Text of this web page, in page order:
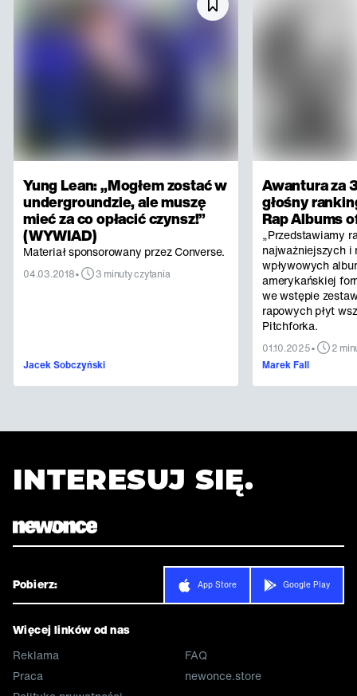
Yung Lean: „Mogłem zostać w
undergroundzie, ale muszę
mieć za co opłacić czynsz!”
(WYWIAD)
Materiał sponsorowany przez Converse.
04.03.2018• 3 minuty czytania
Jacek Sobczyński
Awantura za
głośny
Rap Albums
„Przedstawiamy
najważniejszych i
wpływowych
amerykańskiej
we wstępie
rapowych płyt
Pitchforka.
01.10.2025•
2
Marek Fall
INTERESUJ SIĘ.
Pobierz: App Store Google Play
Więcej linków od nas
Reklama
Praca
FAQ
newonce.store